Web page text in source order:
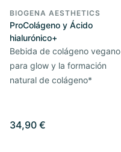
BIOGENA AESTHETICS
ProColágeno y Ácido
hialurónico+
Bebida de colágeno vegano
para glow y la formación
natural de colágeno*
34,90 €